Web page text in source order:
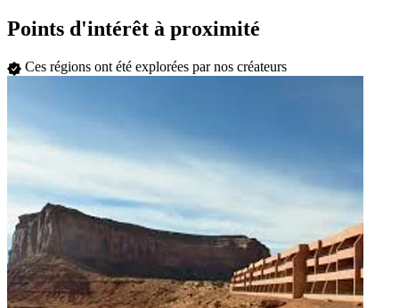
Points d'intérêt à proximité
Ces régions ont été explorées par nos créateurs